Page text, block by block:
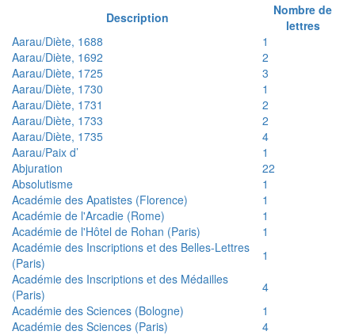
Description
Nombre de
lettres
Aarau/Diète, 1688
1
Aarau/Diète, 1692
2
Aarau/Diète, 1725
3
Aarau/Diète, 1730
1
Aarau/Diète, 1731
2
Aarau/Diète, 1733
2
Aarau/Diète, 1735
4
Aarau/Paix d’
1
Abjuration
22
Absolutisme
1
Académie des Apatistes (Florence)
1
Académie de l'Arcadie (Rome)
1
Académie de l'Hôtel de Rohan (Paris)
1
Académie des Inscriptions et des Belles-Lettres
(Paris)
1
Académie des Inscriptions et des Médailles
(Paris)
4
Académie des Sciences (Bologne)
1
Académie des Sciences (Paris)
4